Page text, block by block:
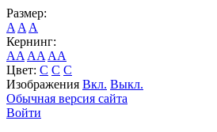
Размер:
A A A
Кернинг:
AA AA AA
Цвет: C C C
Изображения Вкл. Выкл.
Обычная версия сайта
Войти